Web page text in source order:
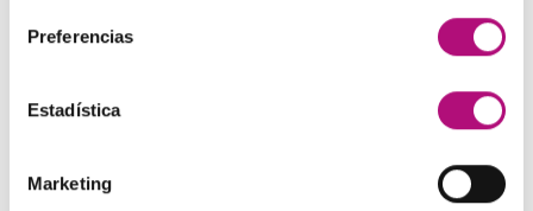
Preferencias
Estadística
Marketing
Pendientes Negro
Champú Huile d´etoile